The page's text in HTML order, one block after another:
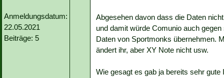
Anmeldungsdatum:
22.05.2021
Beiträge: 5
Abgesehen davon dass die Daten
und damit würde Comunio auch
Daten von Sportmonks übernehmen.
ändert ihr, aber XY Note nicht usw.
Wie gesagt es gab ja bereits sehr